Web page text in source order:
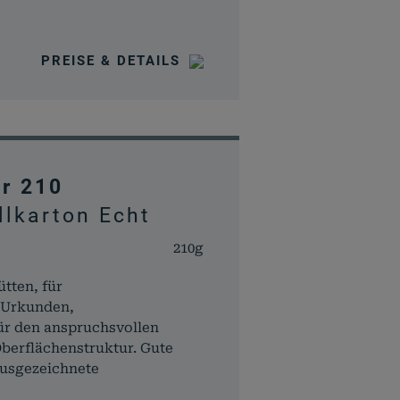
PREISE & DETAILS
210
Echt
210g
für
den anspruchsvollen
Gute
Session
2 Tage
Session